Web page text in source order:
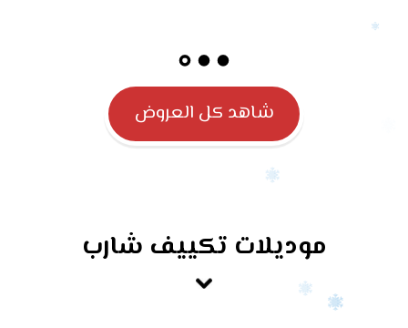
شاهد كل العروض
موديلات تكييف شارب